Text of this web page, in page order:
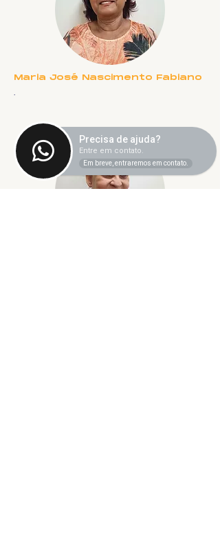
Maria José Nascimento Fabiano
.
Precisa de ajuda?
Entre em contato.
Em breve, entraremos em contato.